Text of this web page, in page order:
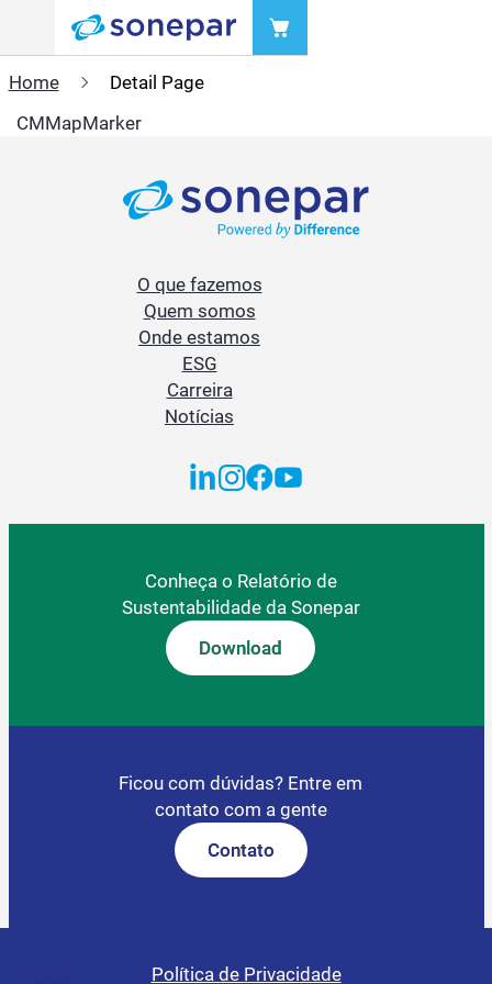
Home
Detail Page
CMMapMarker
O que fazemos
Quem somos
Onde estamos
ESG
Carreira
Notícias
Conheça o Relatório de
Sustentabilidade da Sonepar
Download
Ficou com dúvidas? Entre em
contato com a gente
Contato
Política de Privacidade